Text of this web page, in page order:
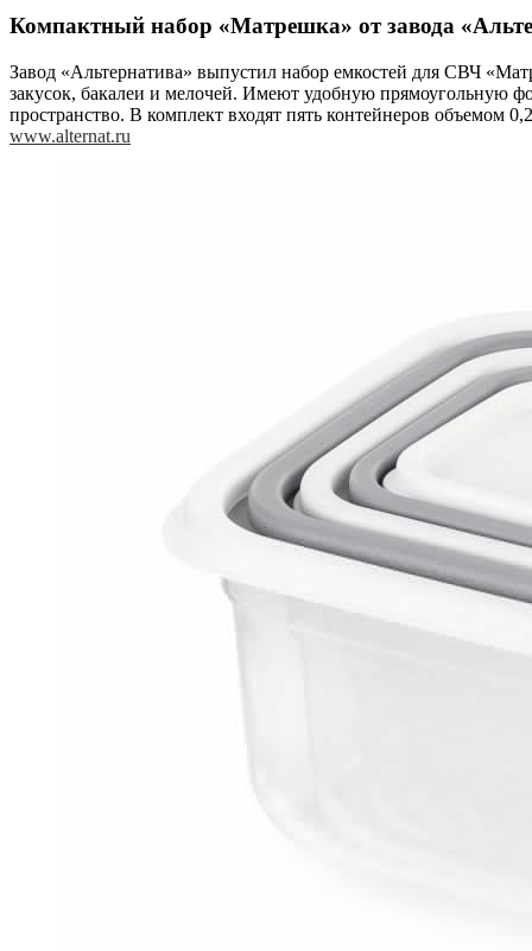
Компактный набор «Матрешка» от завода
Завод «Альтернатива» выпустил набор емкостей для СВЧ
закусок, бакалеи и мелочей. Имеют удобную прямоугольную
пространство. В комплект входят пять контейнеров объемом
www.alternat.ru